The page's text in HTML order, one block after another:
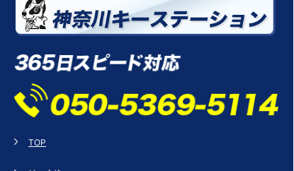
TOP